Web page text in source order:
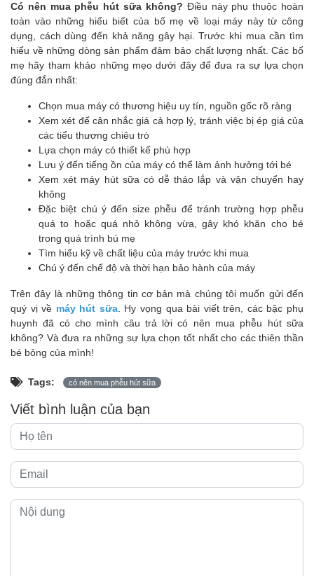
Có nên mua phễu hút sữa không? Điều này phụ thuộc hoàn
toàn vào những hiểu biết của bố mẹ về loại máy này từ công
dụng, cách dùng đến khả năng gây hại. Trước khi mua cần tìm
hiểu về những dòng sản phẩm đảm bảo chất lượng nhất. Các bố
mẹ hãy tham khảo những mẹo dưới đây để đưa ra sự lựa chọn
đúng đắn nhất:
Chọn mua máy có thương hiệu uy tín, nguồn gốc rõ ràng
Xem xét để cân nhắc giá cả hợp lý, tránh việc bị ép giá của
các tiểu thương chiêu trò
Lựa chọn máy có thiết kế phù hợp
Lưu ý đến tiếng ồn của máy có thể làm ảnh hưởng tới bé
Xem xét máy hút sữa có dễ tháo lắp và vận chuyển hay
không
Đặc biệt chú ý đến size phễu để tránh trường hợp phễu
quá to hoặc quá nhỏ không vừa, gây khó khăn cho bé
trong quá trình bú mẹ
Tìm hiểu kỹ về chất liệu của máy trước khi mua
Chú ý đến chế độ và thời hạn bảo hành của máy
Trên đây là những thông tin cơ bản mà chúng tôi muốn gửi đến
quý vị về máy hút sữa. Hy vọng qua bài viết trên, các bậc phụ
huynh đã có cho mình câu trả lời có nên mua phễu hút sữa
không? Và đưa ra những sự lựa chọn tốt nhất cho các thiên thần
bé bỏng của mình!
Tags: có nên mua phễu hút sữa
Viết bình luận của bạn